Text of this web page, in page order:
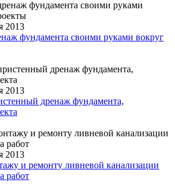
2013
фундамента своими руками вокруг
2013
дренаж фундамента,
2013
и ремонту ливневой канализации